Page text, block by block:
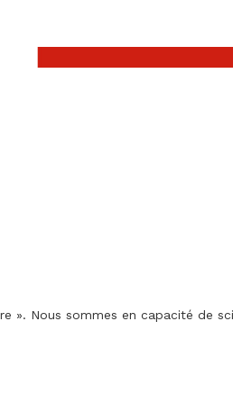
Nous sommes en capacité de